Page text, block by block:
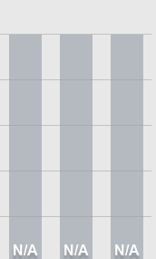
N/A N/A N/A